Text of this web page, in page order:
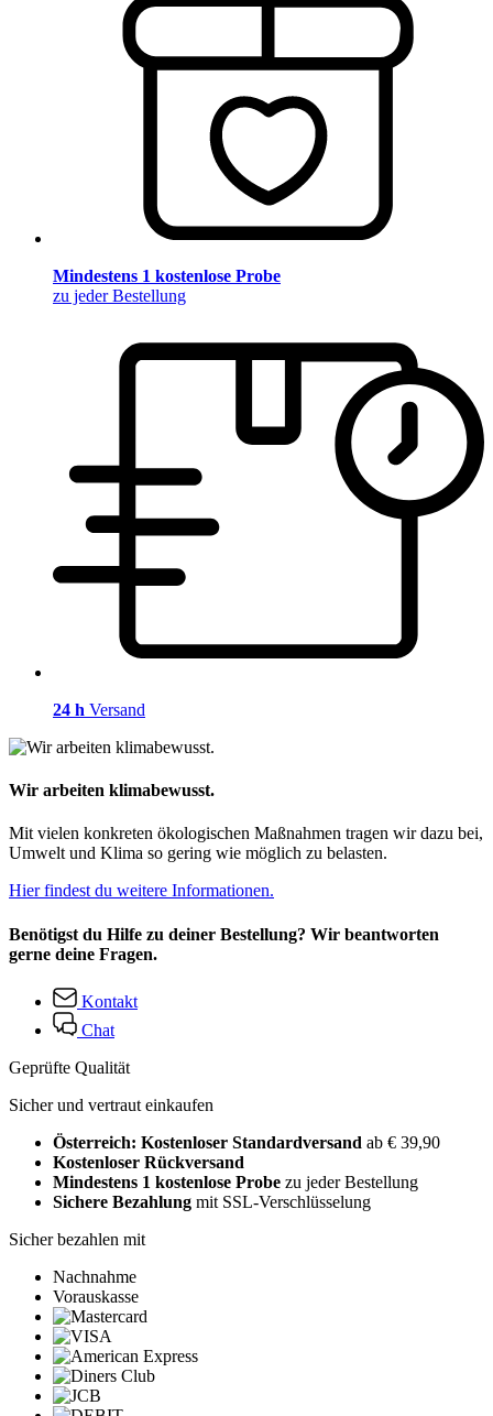
Mindestens 1 kostenlose Probe
zu jeder Bestellung
24 h Versand
Wir arbeiten klimabewusst.
Mit vielen konkreten ökologischen Maßnahmen tragen wir dazu bei,
Umwelt und Klima so gering wie möglich zu belasten.
Hier findest du weitere Informationen.
Benötigst du Hilfe zu deiner Bestellung? Wir beantworten
gerne deine Fragen.
Kontakt
Chat
Geprüfte Qualität
Sicher und vertraut einkaufen
Österreich: Kostenloser Standardversand ab € 39,90
Kostenloser Rückversand
Mindestens 1 kostenlose Probe zu jeder Bestellung
Sichere Bezahlung mit SSL-Verschlüsselung
Sicher bezahlen mit
Nachnahme
Vorauskasse